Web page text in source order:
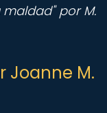
maldad" por M.
Joanne M.